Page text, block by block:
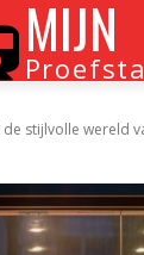
MIJN
stijlvolle wereld